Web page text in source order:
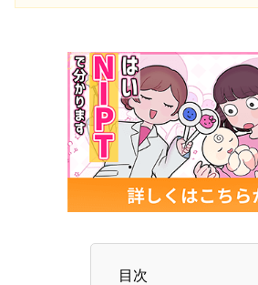
对胎儿染色体异常的焦虑请
目次